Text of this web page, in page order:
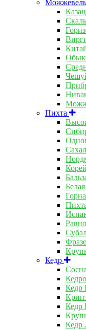
Пихта
Белая
Кедр
Кедр
Кедр
Кедр